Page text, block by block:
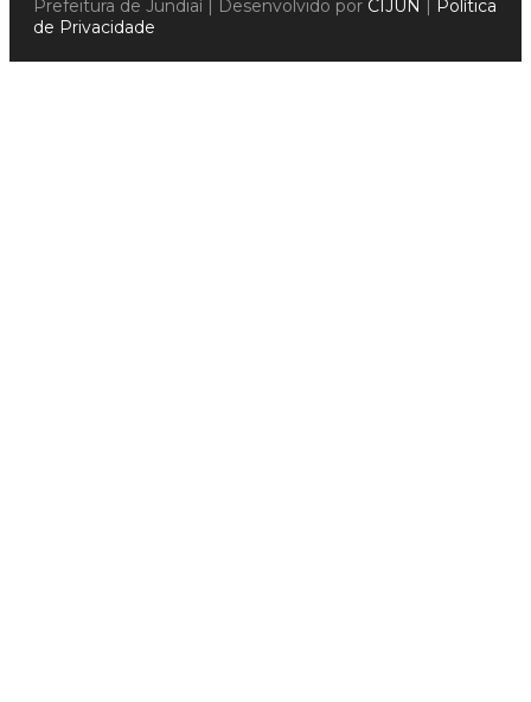
Prefeitura de Jundiaí | Desenvolvido por CIJUN | Política
de Privacidade